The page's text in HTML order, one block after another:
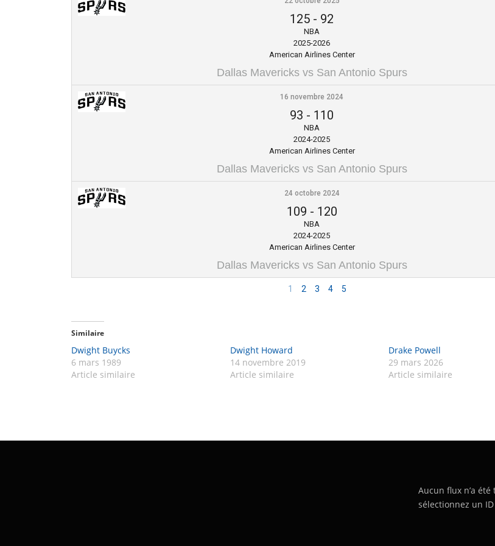
125 - 92
NBA
2025-2026
American Airlines Center
Dallas Mavericks vs San Antonio Spurs
16 novembre 2024
93 - 110
NBA
2024-2025
American Airlines Center
Dallas Mavericks vs San Antonio Spurs
24 octobre 2024
109 - 120
NBA
2024-2025
American Airlines Center
Dallas Mavericks vs San Antonio Spurs
1 2 3 4 5
Similaire
Dwight Buycks
6 mars 1989
Article similaire
Dwight Howard
14 novembre 2019
Article similaire
Drake Powell
29 mars 2026
Article similaire
Aucun flux n’a été
sélectionnez un